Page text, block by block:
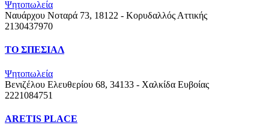
Ψητοπωλεία
Ναυάρχου Νοταρά 73, 18122 - Κορυδαλλός Αττικής
2130437970
ΤΟ ΣΠΕΣΙΑΛ
Ψητοπωλεία
Βενιζέλου Ελευθερίου 68, 34133 - Χαλκίδα Ευβοίας
2221084751
ARETIS PLACE